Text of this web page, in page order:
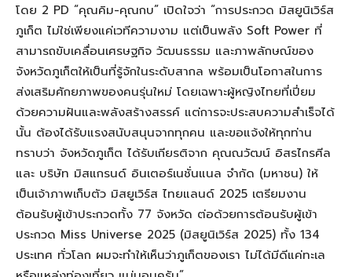
โดย 2 PD “คุณคิม-คุณกบ” เปิดใจว่า “การประกวด มิสยูนิเวิร์ส
ภูเก็ต ไม่ใช่เพียงแค่เวทีความงาม แต่เป็นพลัง Soft Power ที่
สามารถขับเคลื่อนเศรษฐกิจ วัฒนธรรม และภาพลักษณ์ของ
จังหวัดภูเก็ตให้เป็นที่รู้จักในระดับสากล พร้อมเป็นโอกาสในการ
ส่งเสริมศักยภาพของคนรุ่นใหม่ โดยเฉพาะผู้หญิงไทยที่เปี่ยม
ด้วยความฝันและพลังสร้างสรรค์ แต่การจะประสบความสำเร็จได้
นั้น ต้องได้รับแรงสนับสนุนจากทุกคน และขอแจ้งให้ทุกท่าน
ทราบว่า จังหวัดภูเก็ต ได้รับเกียรติจาก คุณณวัฒน์ อิสรไกรศีล
และ บริษัท มิสแกรนด์ อินเตอร์เนชั่นแนล จำกัด (มหาชน) ให้
เป็นเจ้าภาพเก็บตัว มิสยูเวิร์ส ไทยแลนด์ 2025 เตรียมงาน
ต้อนรับผู้เข้าประกวดทั้ง 77 จังหวัด ต่อด้วยการต้อนรับผู้เข้า
ประกวด Miss Universe 2025 (มิสยูนิเวิร์ส 2025) ทั้ง 134
ประเทศ ทั่วโลก ผมจะทำให้เห็นว่าภูเก็ตของเรา ไม่ได้มีดีแค่ทะเล